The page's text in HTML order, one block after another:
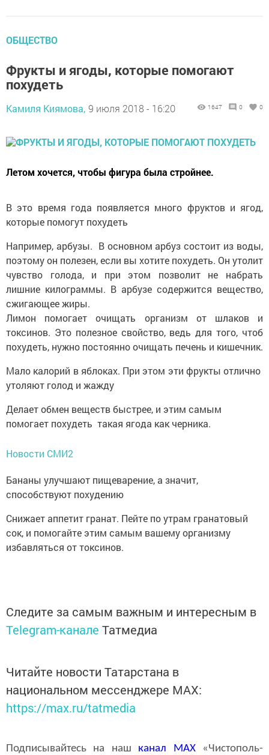
ОБЩЕСТВО
Фрукты и ягоды, которые помогают
похудеть
Камиля Киямова, 9 июля 2018 - 16:20 1647 0 0
Летом хочется, чтобы фигура была стройнее.
В это время года появляется много фруктов и ягод,
которые помогут похудеть
Например, арбузы. В основном арбуз состоит из воды,
поэтому он полезен, если вы хотите похудеть. Он утолит
чувство голода, и при этом позволит не набрать
лишние килограммы. В арбузе содержится вещество,
сжигающее жиры.
Лимон помогает очищать организм от шлаков и
токсинов. Это полезное свойство, ведь для того, чтоб
похудеть, нужно постоянно очищать печень и кишечник.
Мало калорий в яблоках. При этом эти фрукты отлично
утоляют голод и жажду
Делает обмен веществ быстрее, и этим самым
помогает похудеть такая ягода как черника.
Новости СМИ2
Бананы улучшают пищеварение, а значит,
способствуют похудению
Снижает аппетит гранат. Пейте по утрам гранатовый
сок, и помогайте этим самым вашему организму
избавляться от токсинов.
Следите за самым важным и интересным в
Telegram-канале Татмедиа
Читайте новости Татарстана в
национальном мессенджере MАХ:
https://max.ru/tatmedia
Подписывайтесь на наш канал MAX«Чистополь-